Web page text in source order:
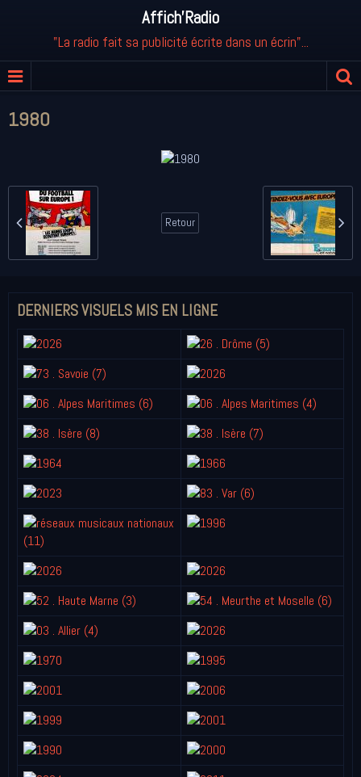
Affich'Radio
"La radio fait sa publicité écrite dans un écrin"...
1980
Retour
DERNIERS VISUELS MIS EN LIGNE